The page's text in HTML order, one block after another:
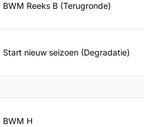
BWM Reeks B (Terugronde)
Start nieuw seizoen (Degradatie)
BWM H